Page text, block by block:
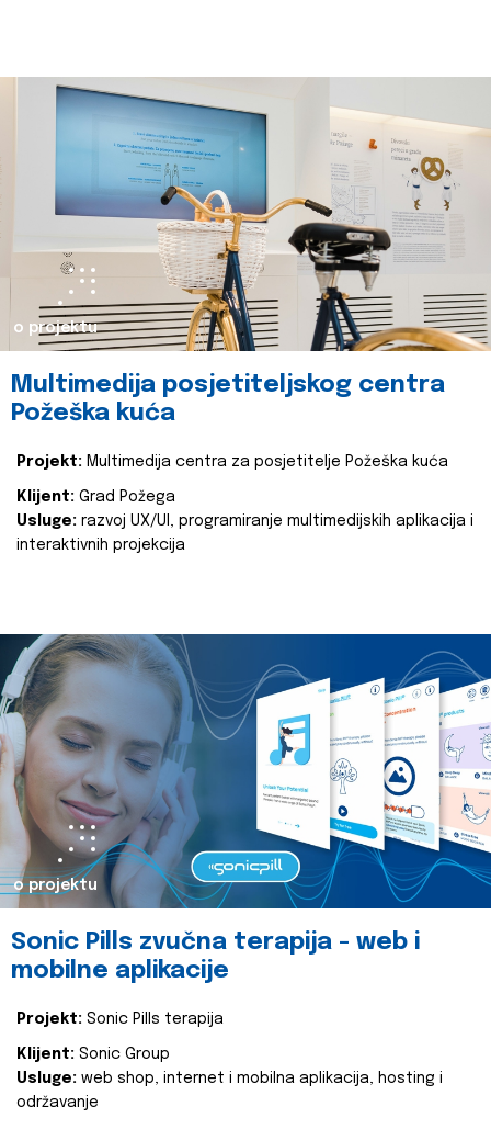
o projektu
Multimedija posjetiteljskog centra
Požeška kuća
Projekt: Multimedija centra za posjetitelje Požeška kuća
Klijent: Grad Požega
Usluge: razvoj UX/UI, programiranje multimedijskih aplikacija i
interaktivnih projekcija
o projektu
Sonic Pills zvučna terapija - web i
mobilne aplikacije
Projekt: Sonic Pills terapija
Klijent: Sonic Group
Usluge: web shop, internet i mobilna aplikacija, hosting i
održavanje